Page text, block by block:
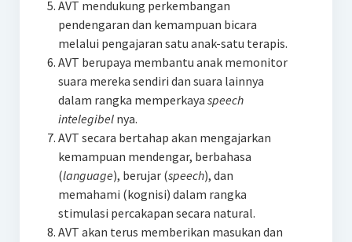
AVT mendukung perkembangan
pendengaran dan kemampuan bicara
melalui pengajaran satu anak-satu terapis.
AVT berupaya membantu anak memonitor
suara mereka sendiri dan suara lainnya
dalam rangka memperkaya speech
intelegibelnya.
AVT secara bertahap akan mengajarkan
kemampuan mendengar, berbahasa
(language), berujar (speech), dan
memahami (kognisi) dalam rangka
stimulasi percakapan secara natural.
AVT akan terus memberikan masukan dan